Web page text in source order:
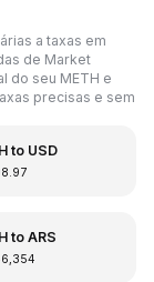
a taxas em
de Market
do seu METH e
precisas e sem
to USD
to ARS